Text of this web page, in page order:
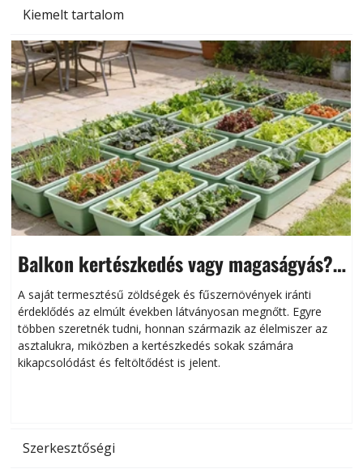
Kiemelt tartalom
Balkon kertészkedés vagy magaságyás?
Helytakarékos kertészkedés
A saját termesztésű zöldségek és fűszernövények iránti
érdeklődés az elmúlt években látványosan megnőtt. Egyre
többen szeretnék tudni, honnan származik az élelmiszer az
asztalukra, miközben a kertészkedés sokak számára
kikapcsolódást és feltöltődést is jelent.
Szerkesztőségi